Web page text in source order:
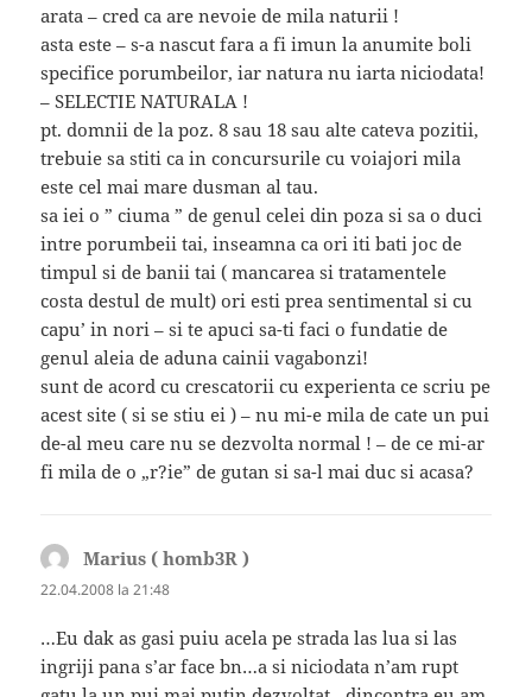
arata – cred ca are nevoie de mila naturii !
asta este – s-a nascut fara a fi imun la anumite boli
specifice porumbeilor, iar natura nu iarta niciodata!
– SELECTIE NATURALA !
pt. domnii de la poz. 8 sau 18 sau alte cateva pozitii,
trebuie sa stiti ca in concursurile cu voiajori mila
este cel mai mare dusman al tau.
sa iei o ” ciuma ” de genul celei din poza si sa o duci
intre porumbeii tai, inseamna ca ori iti bati joc de
timpul si de banii tai ( mancarea si tratamentele
costa destul de mult) ori esti prea sentimental si cu
capu’ in nori – si te apuci sa-ti faci o fundatie de
genul aleia de aduna cainii vagabonzi!
sunt de acord cu crescatorii cu experienta ce scriu pe
acest site ( si se stiu ei ) – nu mi-e mila de cate un pui
de-al meu care nu se dezvolta normal ! – de ce mi-ar
fi mila de o „r?ie” de gutan si sa-l mai duc si acasa?
Marius ( homb3R )
22.04.2008 la 21:48
…Eu dak as gasi puiu acela pe strada las lua si las
ingriji pana s’ar face bn…a si niciodata n’am rupt